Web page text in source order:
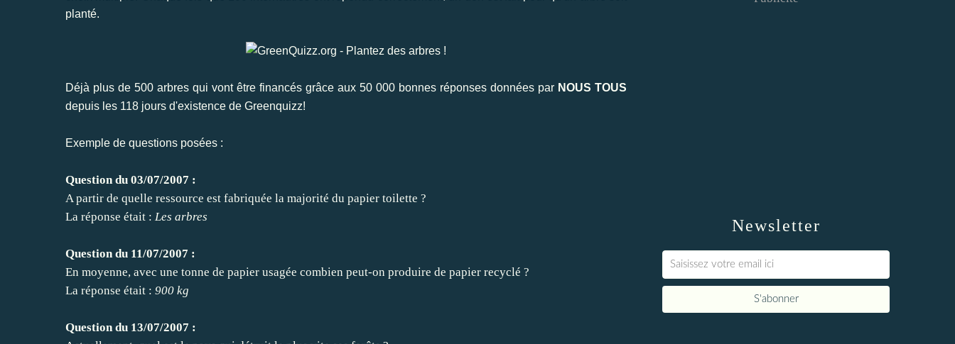
planté.
Déjà plus de 500 arbres qui vont être financés grâce aux 50 000 bonnes réponses données par NOUS TOUS
depuis les 118 jours d'existence de Greenquizz!
Exemple de questions posées :
Question du 03/07/2007 :
A partir de quelle ressource est fabriquée la majorité du papier toilette ?
La réponse était : Les arbres
Question du 11/07/2007 :
En moyenne, avec une tonne de papier usagée combien peut-on produire de papier recyclé ?
La réponse était : 900 kg
Question du 13/07/2007 :
Newsletter